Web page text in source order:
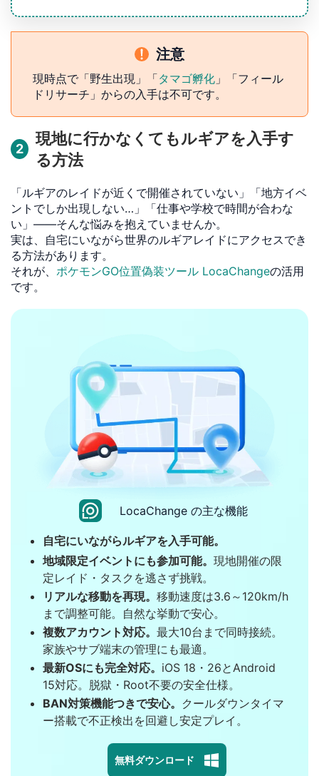
注意
現時点で「野生出現」「タマゴ孵化 」「フィール
ドリサーチ」からの入手は不可です。
2
現地に行かなくてもルギアを入手す
る方法
「ルギアのレイドが近くで開催されていない」「地方イベ
ントでしか出現しない…」「仕事や学校で時間が合わな
い」——そんな悩みを抱えていませんか。
実は、自宅にいながら世界のルギアレイドにアクセスでき
る方法があります。
それが、 ポケモンGO位置偽装ツール LocaChangeの活用
です。
LocaChange の主な機能
自宅にいながらルギアを入手可能。
地域限定イベントにも参加可能。 現地開催の限
定レイド・タスクを逃さず挑戦。
リアルな移動を再現。 移動速度は3.6～120km/h
まで調整可能。自然な挙動で安心。
複数アカウント対応。 最大10台まで同時接続。
家族やサブ端末の管理にも最適。
最新OSにも完全対応。 iOS 18・26とAndroid
15対応。脱獄・Root不要の安全仕様。
BAN対策機能つきで安心。 クールダウンタイマ
ー搭載で不正検出を回避し安定プレイ。
無料ダウンロード